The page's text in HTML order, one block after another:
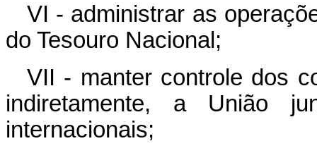
VI - administrar as
do Tesouro Nacional;
VII - manter controle dos
indiretamente, a União
internacionais;